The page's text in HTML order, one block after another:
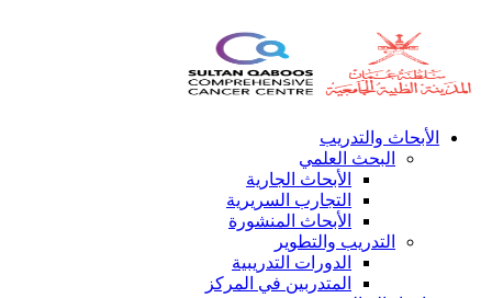
الأبحاث والتدريب
البحث العلمي
الأبحاث الجارية
التجارب السريرية
الأبحاث المنشورة
التدريب والتطوير
الدورات التدريبية
المتدربين في المركز